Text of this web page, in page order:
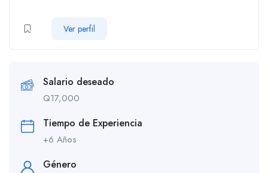
Ver perfil
Salario deseado
Q17,000
Tiempo de Experiencia
+6 Años
Género